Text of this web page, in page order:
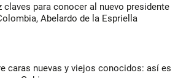
claves para conocer al nuevo presidente
Abelardo de la Espriella
caras nuevas y viejos conocidos: así es